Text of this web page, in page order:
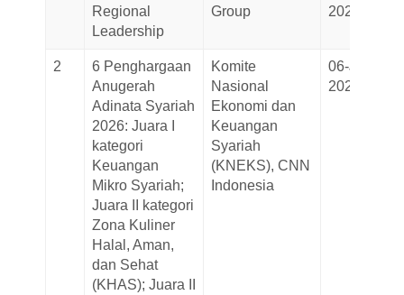
Regional
Leadership
Group
2026
2
6 Penghargaan
Anugerah
Adinata Syariah
2026: Juara I
kategori
Keuangan
Mikro Syariah;
Juara II kategori
Zona Kuliner
Halal, Aman,
dan Sehat
(KHAS); Juara II
Komite
Nasional
Ekonomi dan
Keuangan
Syariah
(KNEKS), CNN
Indonesia
06-July-
2026